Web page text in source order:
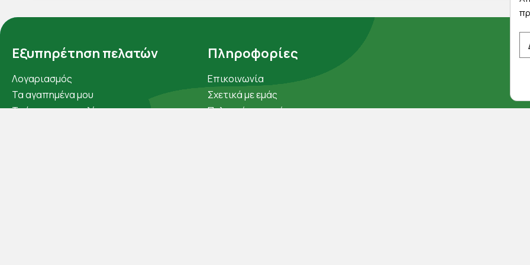
Εξυπηρέτηση πελατών
Λογαριασμός
Τα αγαπημένα μου
Τρόποι παραγγελίας
Πληροφορίες
Επικοινωνία
Σχετικά με εμάς
Πολιτική απορρήτου